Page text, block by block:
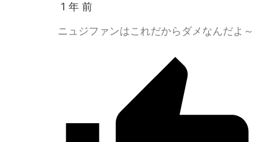
1 年 前
ニュジファンはこれだからダメなんだよ～